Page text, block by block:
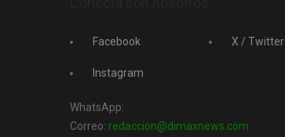
Facebook
Instagram
X / Twitter
WhatsApp:
Correo: redaccion@dimaxnews.com